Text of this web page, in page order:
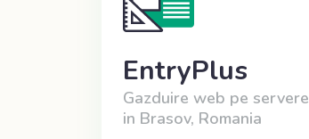
EntryPlus
Gazduire web pe servere
in Brasov, Romania